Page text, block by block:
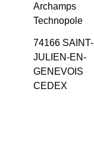
Archamps
Technopole
74166 SAINT-
JULIEN-EN-
GENEVOIS
CEDEX